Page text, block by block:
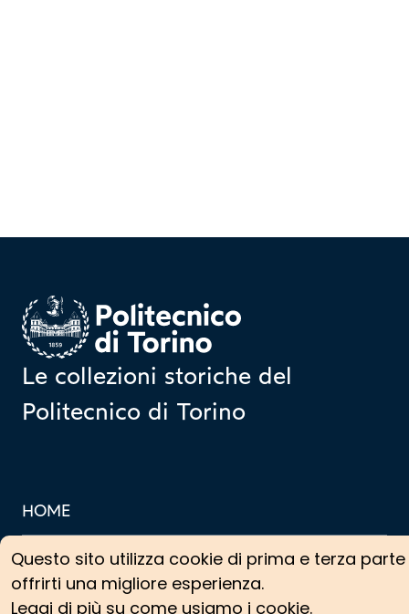
Questo sito utilizza cookie di prima e terza
offrirti una migliore esperienza.
Leggi di più su come usiamo i cookie.
Homepage
Le collezioni storiche del
Politecnico di Torino
HOME
COLLEZIONI ARCHIVISTICHE